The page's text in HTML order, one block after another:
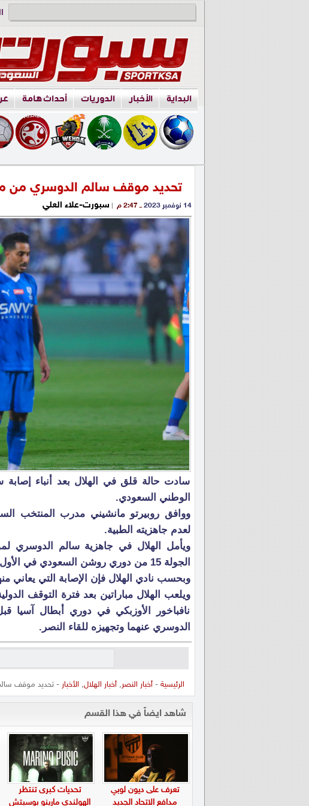
البداية الأخبار الدوريات أحداث هامة
تحديد موقف سالم الدوسري من
14 نوفمبر 2023 ــ 2:47 م | سبورت-علاء العلي
سادت حالة قلق في الهلال بعد أنباء
الوطني السعودي.
ووافق روبيرتو مانشيني مدرب المنتخب
لعدم جاهزيته الطبية.
ويأمل الهلال في جاهزية سالم الدوسري
الجولة 15 من دوري روشن السعودي في الأول من ديسمبر المقبل.
وبحسب نادي الهلال فإن الإصابة التي يعاني
ويلعب الهلال مباراتين بعد فترة التوقف
نافباخور الأوزبكي في دوري أبطال آسيا
الدوسري عنهما وتجهيزه للقاء النصر.
الرئيسية -أخبار النصر,أخبار الهلال, الأخبار - تحديد موقف
شاهد ايضاً في هذا القسم
تعرف على ديون لوبي
مدافع الاتحاد الجديد
تحديات كبرى تنتظر
الهولندي مارينو بوسيتش